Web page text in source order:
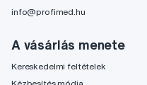
info@profimed.hu
A vásárlás menete
Kereskedelmi feltételek